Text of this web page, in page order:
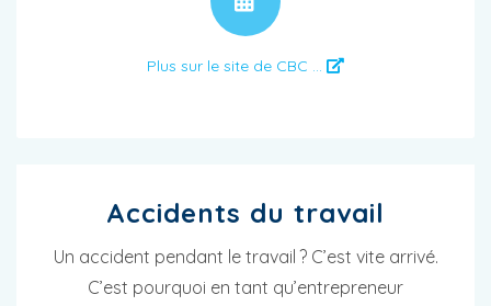
Plus sur le site de CBC ...
Accidents du travail
Un accident pendant le travail ? C’est vite arrivé.
C’est pourquoi en tant qu’entrepreneur